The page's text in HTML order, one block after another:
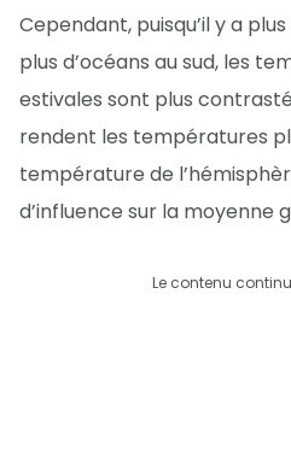
Cependant, puisqu’il y a
plus d’océans au sud, les
estivales sont plus
rendent les températures
température de
d’influence sur la moyenne
Le contenu